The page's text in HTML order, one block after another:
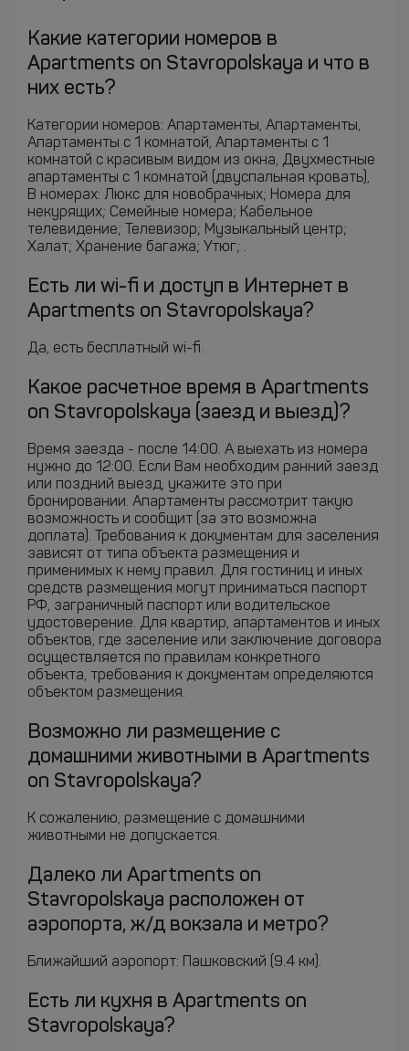
Какие категории номеров в
Apartments on Stavropolskaya и что в
них есть?
Категории номеров: Апартаменты, Апартаменты,
Апартаменты c 1 комнатой, Апартаменты c 1
комнатой с красивым видом из окна, Двухместные
апартаменты c 1 комнатой (двуспальная кровать),
В номерах: Люкс для новобрачных; Номера для
некурящих; Семейные номера; Кабельное
телевидение; Телевизор; Музыкальный центр;
Халат; Хранение багажа; Утюг; .
Есть ли wi-fi и доступ в Интернет в
Apartments on Stavropolskaya?
Да, есть бесплатный wi-fi.
Какое расчетное время в Apartments
on Stavropolskaya (заезд и выезд)?
Время заезда - после 14:00. А выехать из номера
нужно до 12:00. Если Вам необходим ранний заезд
или поздний выезд, укажите это при
бронировании. Апартаменты рассмотрит такую
возможность и сообщит (за это возможна
доплата). Требования к документам для заселения
зависят от типа объекта размещения и
применимых к нему правил. Для гостиниц и иных
средств размещения могут приниматься паспорт
РФ, заграничный паспорт или водительское
удостоверение. Для квартир, апартаментов и иных
объектов, где заселение или заключение договора
осуществляется по правилам конкретного
объекта, требования к документам определяются
объектом размещения.
Возможно ли размещение с
домашними животными в Apartments
on Stavropolskaya?
К сожалению, размещение с домашними
животными не допускается.
Далеко ли Apartments on
Stavropolskaya расположен от
аэропорта, ж/д вокзала и метро?
Ближайший аэропорт: Пашковский (9.4 км).
Есть ли кухня в Apartments on
Stavropolskaya?